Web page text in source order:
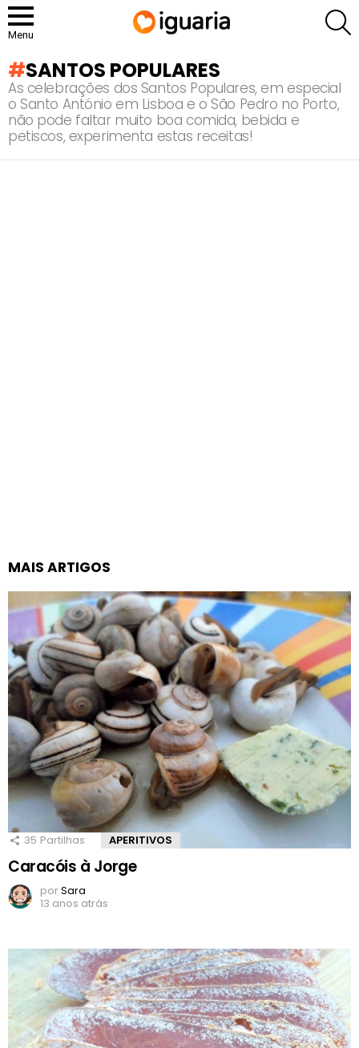
Menu
SANTOS POPULARES
As celebrações dos Santos Populares, em especial
o Santo António em Lisboa e o São Pedro no Porto,
não pode faltar muito boa comida, bebida e
petiscos, experimenta estas receitas!
MAIS ARTIGOS
35 Partilhas APERITIVOS
Caracóis à Jorge
porSara
13 anos atrás